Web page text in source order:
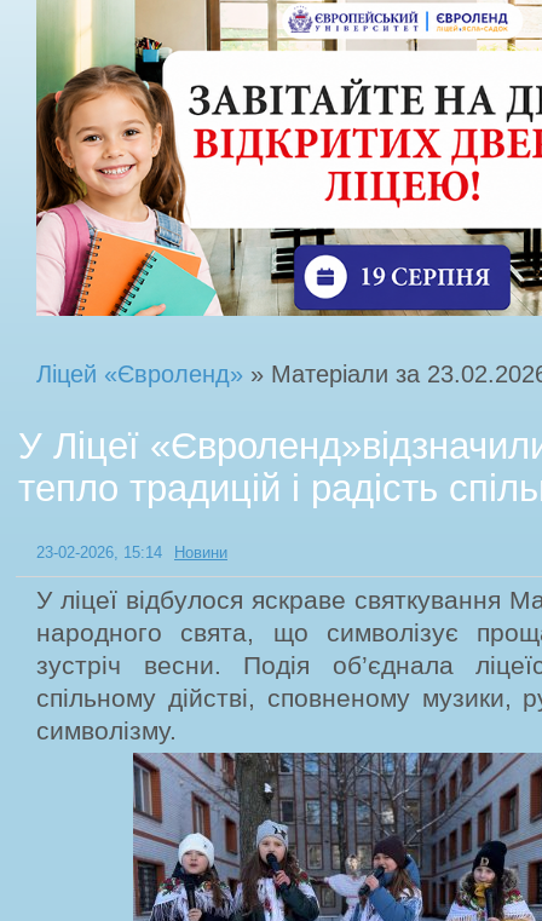
Ліцей «Євроленд» » Матеріали за
У Ліцеї
тепло традицій і радість
23-02-2026, 15:14 Новини
У ліцеї відбулося яскраве святкування
народного свята, що символізує
зустріч весни. Подія об’єднала
спільному дійстві, сповненому музики,
символізму.